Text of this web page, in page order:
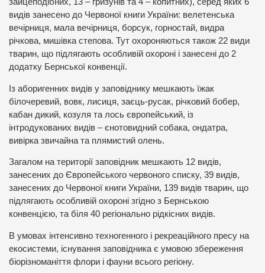
видів занесено до Червоної книги України: велетенська
вечірниця, мала вечірниця, борсук, горностай, видра
річкова, мишівка степова. Тут охороняються також 22 види
тварин, що підлягають особливій охороні і занесені до 2
додатку Бернської конвенції.
Із аборигенних видів у заповіднику мешкають їжак
білочеревий, вовк, лисиця, заєць-русак, річковий бобер,
кабан дикий, козуля та лось європейський, із
інтродукованих видів – єнотовидний собака, ондатра,
вивірка звичайна та плямистий олень.
Загалом на території заповідник мешкають 12 видів,
занесених до Європейського червоного списку, 39 видів,
занесених до Червоної книги України, 139 видів тварин, що
підлягають особливій охороні згідно з Бернською
конвенцією, та біля 40 регіонально рідкісних видів.
В умовах інтенсивно техногенного і рекреаційного пресу на
екосистеми, існування заповідника є умовою збереження
біорізноманіття флори і фауни всього регіону.